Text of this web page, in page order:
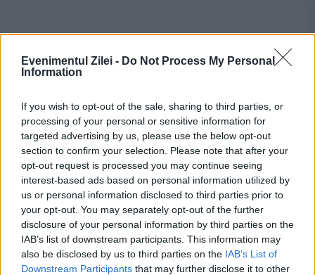
Evenimentul Zilei - Do Not Process My Personal
Information
If you wish to opt-out of the sale, sharing to third parties, or
processing of your personal or sensitive information for
targeted advertising by us, please use the below opt-out
section to confirm your selection. Please note that after your
opt-out request is processed you may continue seeing
interest-based ads based on personal information utilized by
us or personal information disclosed to third parties prior to
your opt-out. You may separately opt-out of the further
disclosure of your personal information by third parties on the
IAB’s list of downstream participants. This information may
also be disclosed by us to third parties on the IAB’s List of
Downstream Participants that may further disclose it to other
Recomandările noastre
MONDEN